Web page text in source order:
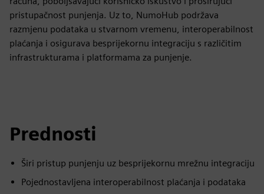
pristupačnost punjenja. Uz to, NumoHub podržava
razmjenu podataka u stvarnom vremenu, interoperabilnost
plaćanja i osigurava besprijekornu integraciju s različitim
infrastrukturama i platformama za punjenje.
Prednosti
Širi pristup punjenju uz besprijekornu mrežnu integraciju
Pojednostavljena interoperabilnost plaćanja i podataka